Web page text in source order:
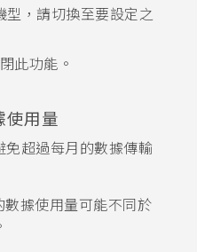
，請切換至要設定之
此功能。
使用量
免超過每月的數據傳輸
數據使用量可能不同於